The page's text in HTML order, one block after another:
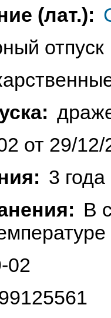
(лат.):
отпуск
от 29/
3 года
В
02